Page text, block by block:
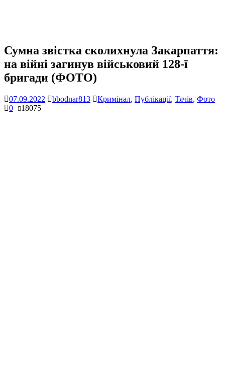
Сумна звістка сколихнула Закарпаття:
на війні загинув військовий 128-ї
бригади (ФОТО)
07.09.2022 bbodnar813 Кримінал, Публікації, Тячів, Фото
0
18075